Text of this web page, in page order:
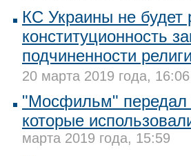
КС Украины не будет
конституционность
подчиненности
20 марта 2019 года, 16:06
"Мосфильм" передал
которые
марта 2019 года, 15:59